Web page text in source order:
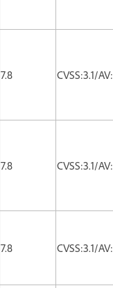
7.8
CVSS:3.1/
7.8
CVSS:3.1/
7.8
CVSS:3.1/